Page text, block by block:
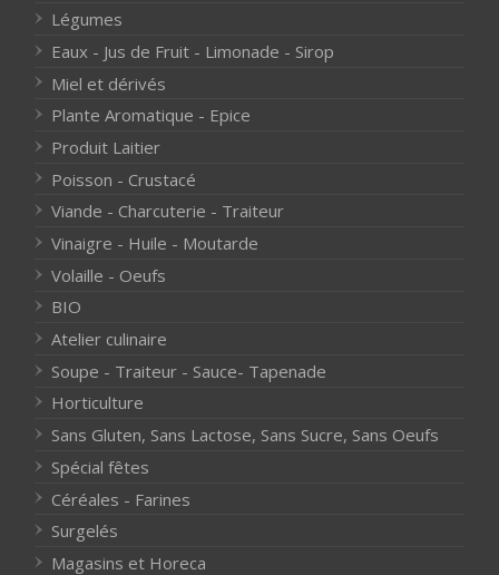
Légumes
Eaux - Jus de Fruit - Limonade - Sirop
Miel et dérivés
Plante Aromatique - Epice
Produit Laitier
Poisson - Crustacé
Viande - Charcuterie - Traiteur
Vinaigre - Huile - Moutarde
Volaille - Oeufs
BIO
Atelier culinaire
Soupe - Traiteur - Sauce- Tapenade
Horticulture
Sans Gluten, Sans Lactose, Sans Sucre, Sans Oeufs
Spécial fêtes
Céréales - Farines
Surgelés
Magasins et Horeca